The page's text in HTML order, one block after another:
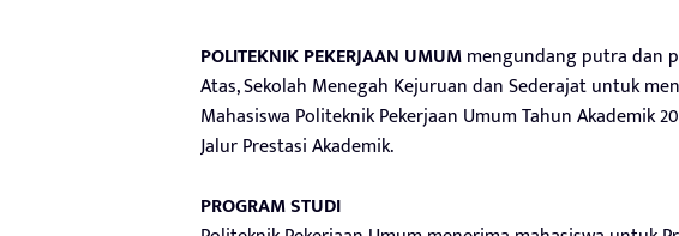
POLITEKNIK PEKERJAAN UMUMmengundang putra dan
Atas, Sekolah Menegah Kejuruan dan Sederajat untuk
Mahasiswa Politeknik Pekerjaan Umum Tahun Akademik
Jalur Prestasi Akademik.
PROGRAM STUDI